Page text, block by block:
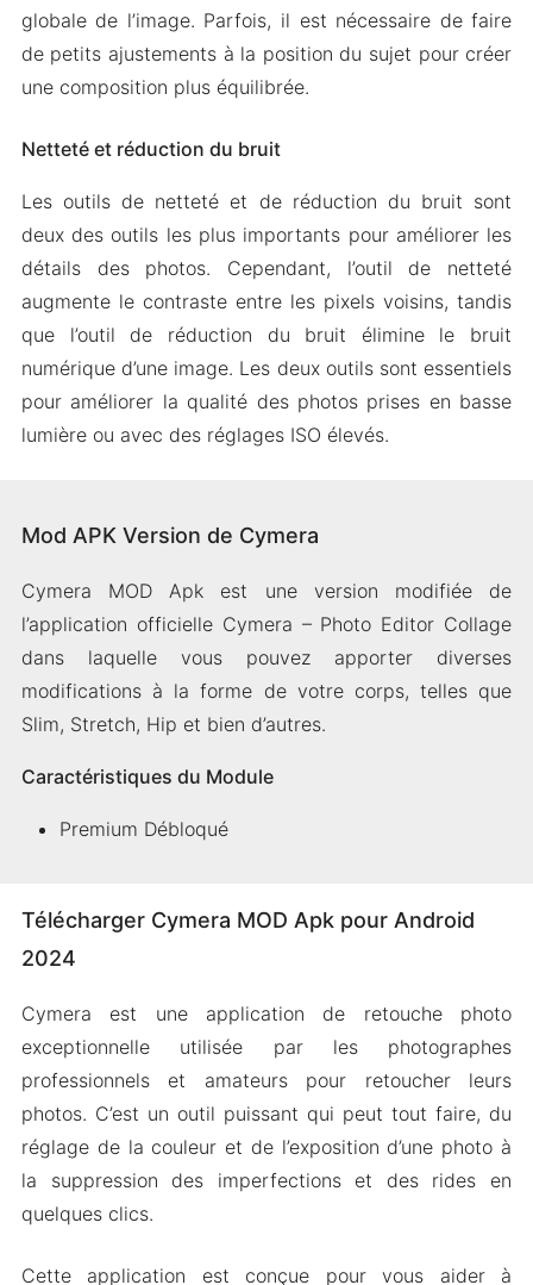
globale de l’image. Parfois, il est nécessaire de faire
de petits ajustements à la position du sujet pour créer
une composition plus équilibrée.
Netteté et réduction du bruit
Les outils de netteté et de réduction du bruit sont
deux des outils les plus importants pour améliorer les
détails des photos. Cependant, l’outil de netteté
augmente le contraste entre les pixels voisins, tandis
que l’outil de réduction du bruit élimine le bruit
numérique d’une image. Les deux outils sont essentiels
pour améliorer la qualité des photos prises en basse
lumière ou avec des réglages ISO élevés.
Mod APK Version de Cymera
Cymera MOD Apk est une version modifiée de
l’application officielle Cymera – Photo Editor Collage
dans laquelle vous pouvez apporter diverses
modifications à la forme de votre corps, telles que
Slim, Stretch, Hip et bien d’autres.
Caractéristiques du Module
Premium Débloqué
Télécharger Cymera MOD Apk pour Android
2024
Cymera est une application de retouche photo
exceptionnelle utilisée par les photographes
professionnels et amateurs pour retoucher leurs
photos. C’est un outil puissant qui peut tout faire, du
réglage de la couleur et de l’exposition d’une photo à
la suppression des imperfections et des rides en
quelques clics.
Cette application est conçue pour vous aider à